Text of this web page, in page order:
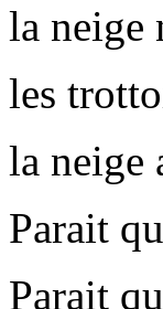
la neige
les
la neige
Parait
Parait